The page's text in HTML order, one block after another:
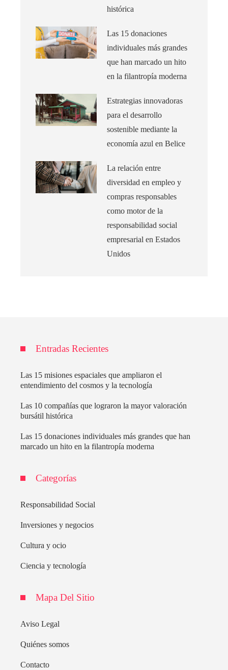
histórica
Las 15 donaciones
individuales más grandes
que han marcado un hito
en la filantropía moderna
Estrategias innovadoras
para el desarrollo
sostenible mediante la
economía azul en Belice
La relación entre
diversidad en empleo y
compras responsables
como motor de la
responsabilidad social
empresarial en Estados
Unidos
Entradas Recientes
Las 15 misiones espaciales que ampliaron el
entendimiento del cosmos y la tecnología
Las 10 compañías que lograron la mayor valoración
bursátil histórica
Las 15 donaciones individuales más grandes que han
marcado un hito en la filantropía moderna
Categorías
Responsabilidad Social
Inversiones y negocios
Cultura y ocio
Ciencia y tecnología
Mapa Del Sitio
Aviso Legal
Quiénes somos
Contacto